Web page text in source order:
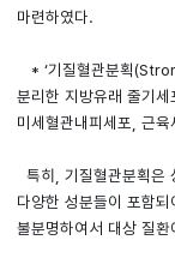
마련하였다.
* ‘기질혈관분획
분리한 지방유래 줄기
미세혈관내피세포, 근
특히, 기질혈관분획은
다양한 성분들이 포함
불분명하여서 대상 질